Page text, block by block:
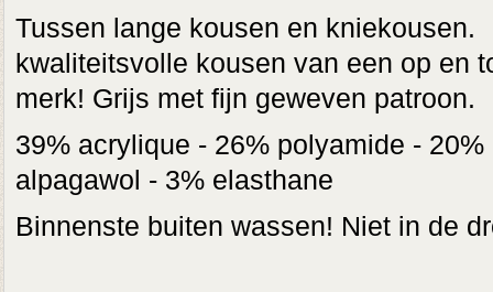
Tussen lange kousen en
kwaliteitsvolle kousen van een op en
merk! Grijs met fijn geweven patroon.
39% acrylique - 26% polyamide -
alpagawol - 3% elasthane
Binnenste buiten wassen! Niet in de